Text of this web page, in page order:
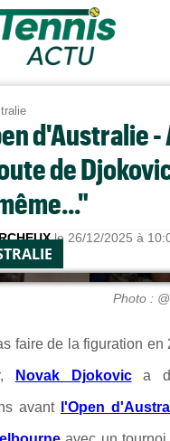
d'Australie -
de
le 26/12/2025 à
Photo :
faire de la figuration en
Novak Djokovica
avant l'Open